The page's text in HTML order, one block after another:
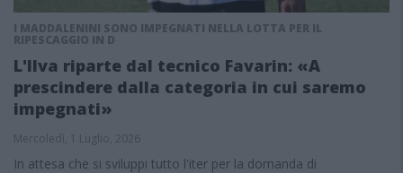
I MADDALENINI SONO IMPEGNATI NELLA LOTTA PER IL
RIPESCAGGIO IN D
L'Ilva riparte dal tecnico Favarin: «A
prescindere dalla categoria in cui saremo
impegnati»
Mercoledì, 1 Luglio, 2026
In attesa che si sviluppi tutto l'iter per la domanda di